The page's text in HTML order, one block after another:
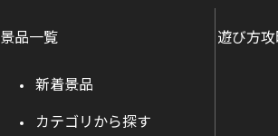
景品一覧
新着景品
カテゴリから探す
遊び方